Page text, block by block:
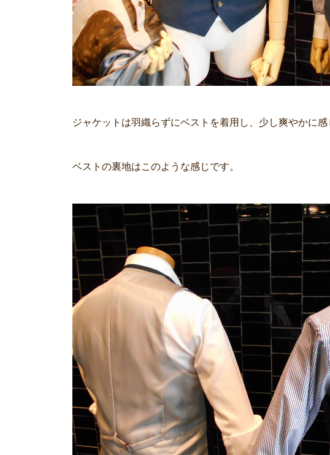
ジャケットは羽織らずにベストを着用し、少し爽やかに感
ベストの裏地はこのような感じです。